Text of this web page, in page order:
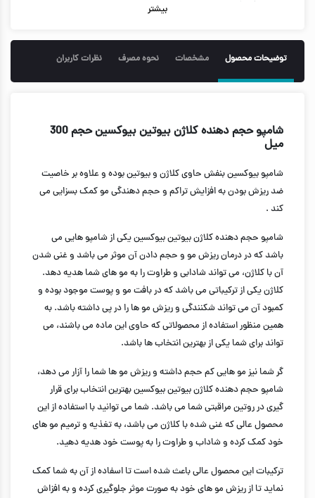
افزایش ضخامت مو
تقویت کننده موها
PH سازگار با موها
بیشتر
توضیحات محصول مشخصات نحوه مصرف نظرات کاربران
شامپو حجم دهنده کلاژن بیوتین بیوکسین حجم 300
میل
شامپو بیوکسین بنفش حاوی کلاژن و بیوتین بوده و علاوه بر خاصیت
ضد ریزش بودن به افزایش تراکم و حجم دهندگی مو کمک بسزایی می
کند .
شامپو حجم دهنده کلاژن بیوتین بیوکسین یکی از شامپو هایی می
باشد که در درمان ریزش مو و حجم دادن آن موثر می باشد و غنی شدن
آن با کلاژن، می تواند شادابی و طراوت را به مو های شما هدیه دهد.
کلاژن یکی از ترکیباتی می باشد که در بافت مو و پوست موجود بوده و
کمبود آن می تواند شکنندگی و ریزش مو ها را در پی داشته باشد. به
همین منظور استفاده از محصولاتی که حاوی این ماده می باشند، می
تواند برای شما یکی از بهترین انتخاب ها باشد.
گر شما نیز مو هایی کم حجم داشته و ریزش مو ها شما را آزار می دهد،
شامپو حجم دهنده کلاژن بیوتین بیوکسین بهترین انتخاب برای قرار
گیری در روتین مراقبتی شما می باشد. شما می توانید با استفاده از این
محصول عالی که غنی شده با کلاژن می باشد، به تغذیه و ترمیم مو های
خود کمک کرده و شاداب و طراوت را به پوست خود هدیه دهید.
ترکیبات این محصول عالی باعث شده است تا اسفاده از آن به شما کمک
نماید تا از ریزش مو های خود به صورت موثر جلوگیری کرده و به افزاش